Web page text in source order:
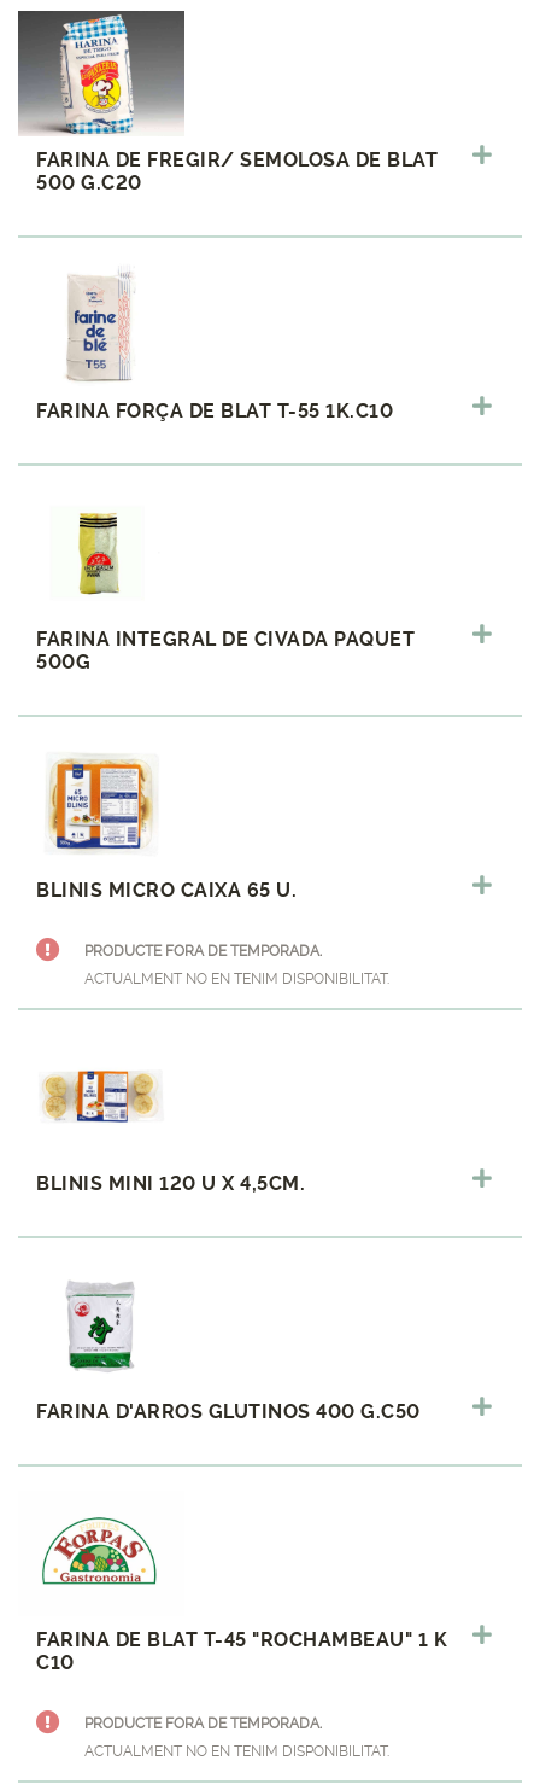
FARINA DE FREGIR/ SEMOLOSA DE BLAT
500 G.C20
FARINA FORÇA DE BLAT T-55 1K.C10
FARINA INTEGRAL DE CIVADA PAQUET
500G
BLINIS MICRO CAIXA 65 U.
PRODUCTE FORA DE TEMPORADA.
ACTUALMENT NO EN TENIM DISPONIBILITAT.
BLINIS MINI 120 U X 4,5CM.
FARINA D'ARROS GLUTINOS 400 G.C50
FARINA DE BLAT T-45 "ROCHAMBEAU" 1 K
C10
PRODUCTE FORA DE TEMPORADA.
ACTUALMENT NO EN TENIM DISPONIBILITAT.